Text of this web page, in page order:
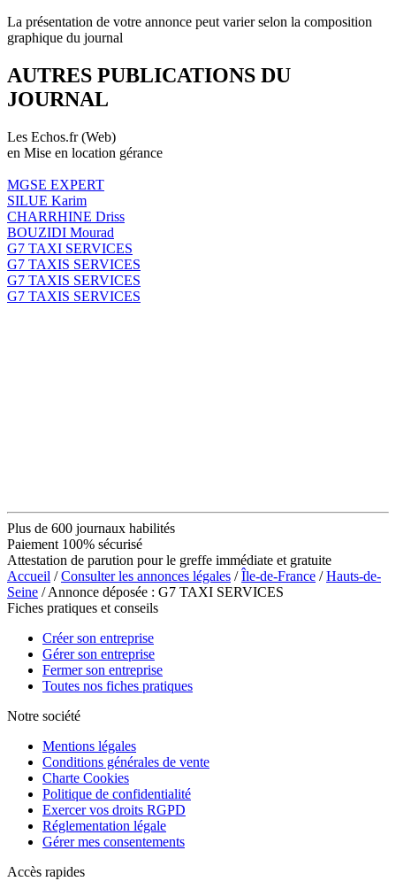
La présentation de votre annonce peut varier selon la composition
graphique du journal
AUTRES PUBLICATIONS DU
JOURNAL
Les Echos.fr (Web)
en Mise en location gérance
MGSE EXPERT
SILUE Karim
CHARRHINE Driss
BOUZIDI Mourad
G7 TAXI SERVICES
G7 TAXIS SERVICES
G7 TAXIS SERVICES
G7 TAXIS SERVICES
Plus de 600 journaux habilités
Paiement 100% sécurisé
Attestation de parution pour le greffe immédiate et gratuite
Accueil /Consulter les annonces légales /Île-de-France /Hauts-de-
Seine / Annonce déposée : G7 TAXI SERVICES
Fiches pratiques et conseils
Créer son entreprise
Gérer son entreprise
Fermer son entreprise
Toutes nos fiches pratiques
Notre société
Mentions légales
Conditions générales de vente
Charte Cookies
Politique de confidentialité
Exercer vos droits RGPD
Réglementation légale
Gérer mes consentements
Accès rapides